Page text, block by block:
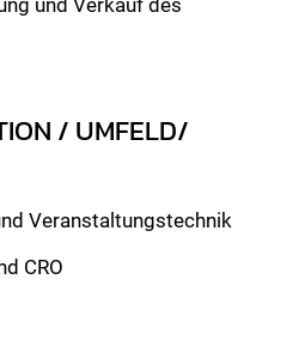
und Verkauf des
/ UMFELD/
Veranstaltungstechnik
CRO